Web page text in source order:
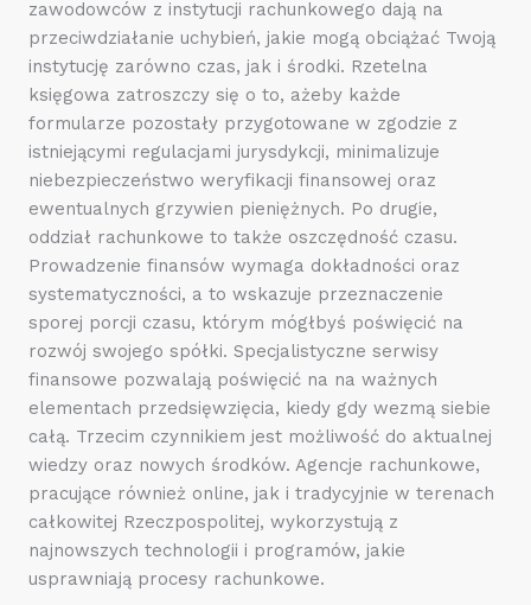
zawodowców z instytucji rachunkowego dają na
przeciwdziałanie uchybień, jakie mogą obciążać Twoją
instytucję zarówno czas, jak i środki. Rzetelna
księgowa zatroszczy się o to, ażeby każde
formularze pozostały przygotowane w zgodzie z
istniejącymi regulacjami jurysdykcji, minimalizuje
niebezpieczeństwo weryfikacji finansowej oraz
ewentualnych grzywien pieniężnych. Po drugie,
oddział rachunkowe to także oszczędność czasu.
Prowadzenie finansów wymaga dokładności oraz
systematyczności, a to wskazuje przeznaczenie
sporej porcji czasu, którym mógłbyś poświęcić na
rozwój swojego spółki. Specjalistyczne serwisy
finansowe pozwalają poświęcić na na ważnych
elementach przedsięwzięcia, kiedy gdy wezmą siebie
całą. Trzecim czynnikiem jest możliwość do aktualnej
wiedzy oraz nowych środków. Agencje rachunkowe,
pracujące również online, jak i tradycyjnie w terenach
całkowitej Rzeczpospolitej, wykorzystują z
najnowszych technologii i programów, jakie
usprawniają procesy rachunkowe.